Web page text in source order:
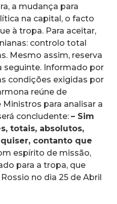
a mudança para
na capital, o facto
à tropa. Para aceitar,
controlo total
Mesmo assim, reserva
seguinte. Informado por
condições exigidas por
reúne de
para analisar a
concludente: – Sim
totais, absolutos,
contanto que
espírito de missão,
para a tropa, que
no dia 25 de Abril